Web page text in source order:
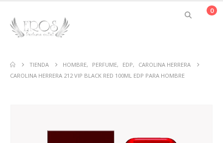
0
TIENDA HOMBRE, PERFUME, EDP,
CAROLINA HERRERA
CAROLINA HERRERA 212 VIP BLACK RED 100ML EDP PARA HOMBRE